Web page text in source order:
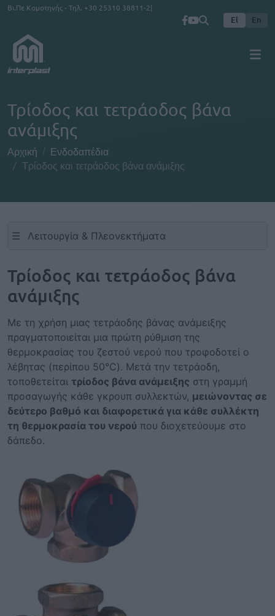
Παράκαμψη προς το κυρίως περιεχόμενο
Βι.Πε Κομοτηνής - Τηλ. +30 25310 38811-2
El En
Τρίοδος και τετράοδος βάνα
ανάμιξης
Αρχική
Ενδοδαπέδια
Τρίοδος και τετράοδος βάνα ανάμιξης
☰
Τρίοδος και τετράοδος βάνα
ανάμιξης
Με τη χρήση μιας τετράοδης βάνας ανάμειξης
πραγματοποιείται μια πρώτη ρύθμιση της
θερμοκρασίας του ζεστού νερού που τροφοδοτεί ο
λέβητας (περίπου 50°C). Μετά την τετράοδη,
τοποθετείται τρίοδος βάνα ανάμειξης στη γραμμή
προσαγωγής κάθε γκρουπ συλλεκτών, μειώνοντας σε
δεύτερο βαθμό και διαφορετικά για κάθε συλλέκτη
τη θερμοκρασία του νερού που διοχετεύουμε στο
δάπεδο.